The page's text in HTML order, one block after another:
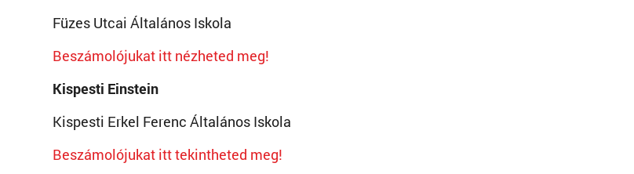
Füzes Utcai Általános Iskola
Beszámolójukat itt nézheted meg!
Kispesti Einstein
Kispesti Erkel Ferenc Általános Iskola
Beszámolójukat itt tekintheted meg!